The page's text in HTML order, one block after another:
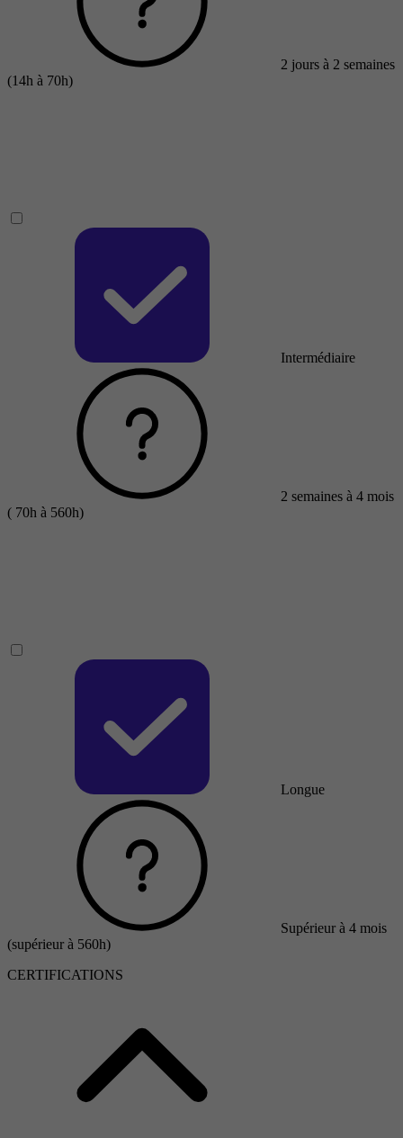
2 jours à 2 semaines
(14h à 70h)
Intermédiaire
2 semaines à 4 mois
( 70h à 560h)
Longue
Supérieur à 4 mois
(supérieur à 560h)
CERTIFICATIONS